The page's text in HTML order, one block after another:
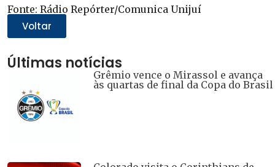
WhatsApp(abre
em
nova
janela)
Twitter(abre
em
Facebook(abre
em
Telegram(abre
em
LinkedIn(abre
em
Fonte: Rádio Repórter/Comunica Unijuí
Voltar
Últimas notícias
Grêmio vence o Mirassol e avança
às quartas de final da Copa do Brasil